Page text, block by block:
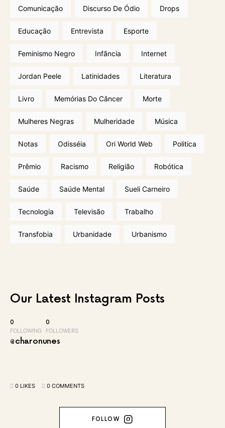
Comunicação Discurso De Ódio Drops
Educação Entrevista Esporte
Feminismo Negro Infãncia Internet
Jordan Peele Latinidades Literatura
Livro Memórias Do Câncer Morte
Mulheres Negras Mulheridade Música
Notas Odisséia Ori World Web Politica
Prêmio Racismo Religião Robótica
Saúde Saúde Mental Sueli Carneiro
Tecnologia Televisão Trabalho
Transfobia Urbanidade Urbanismo
Our Latest Instagram Posts
0
FOLLOWING
0
FOLLOWERS
@charonunes
0 LIKES 0 COMMENTS
FOLLOW